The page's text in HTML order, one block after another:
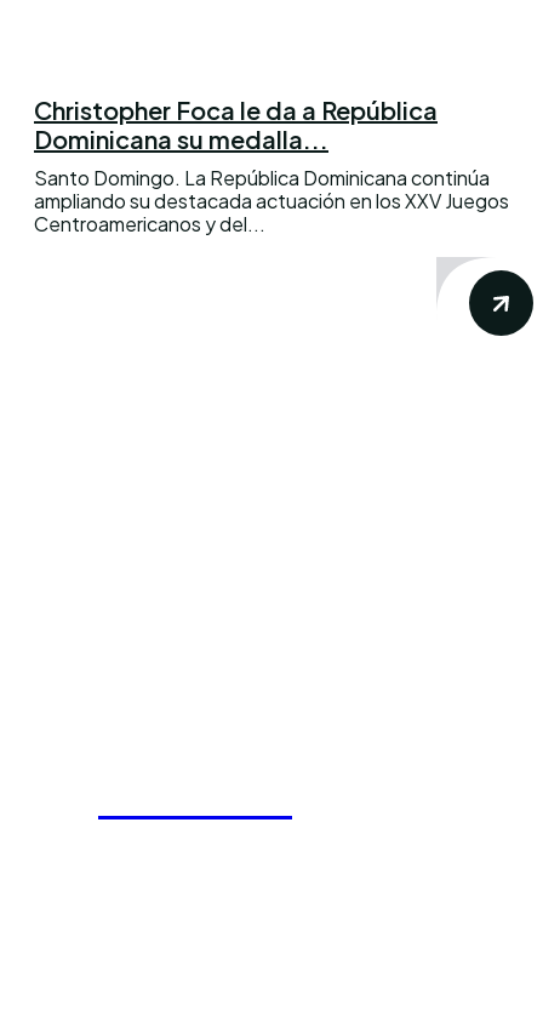
Christopher Foca le da a República
Dominicana su medalla...
Santo Domingo. La República Dominicana continúa
ampliando su destacada actuación en los XXV Juegos
Centroamericanos y del...